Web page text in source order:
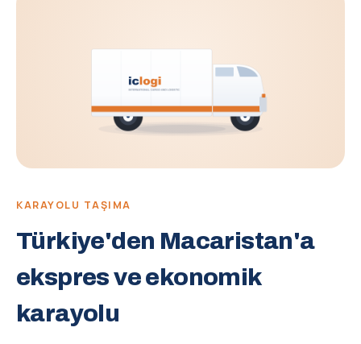
KARAYOLU TAŞIMA
Türkiye'den Macaristan'a
ekspres ve ekonomik
karayolu